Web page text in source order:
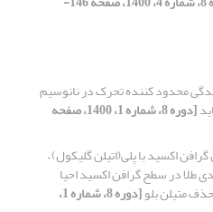
محدود کننده تحرک در نانوسیم
[دوره 8، شماره 1، 1400، صفحه
اکسید با پلی(‌اتیلن گلیکول) –
طلا در سطح گرافن اکسید احیا
متیلن بلو [دوره 8، شماره 1،